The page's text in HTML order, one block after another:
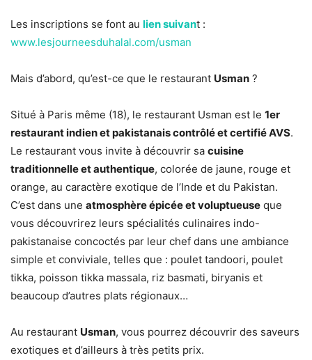
Les inscriptions se font au lien suivant :
www.lesjourneesduhalal.com/usman
Mais d’abord, qu’est-ce que le restaurant Usman ?
Situé à Paris même (18), le restaurant Usman est le 1er
restaurant indien et pakistanais contrôlé et certifié AVS.
Le restaurant vous invite à découvrir sa cuisine
traditionnelle et authentique, colorée de jaune, rouge et
orange, au caractère exotique de l’Inde et du Pakistan.
C’est dans une atmosphère épicée et voluptueuse que
vous découvrirez leurs spécialités culinaires indo-
pakistanaise concoctés par leur chef dans une ambiance
simple et conviviale, telles que : poulet tandoori, poulet
tikka, poisson tikka massala, riz basmati, biryanis et
beaucoup d’autres plats régionaux…
Au restaurant Usman, vous pourrez découvrir des saveurs
exotiques et d’ailleurs à très petits prix.